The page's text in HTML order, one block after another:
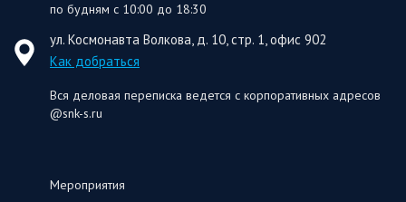
по будням с 10:00 до 18:30
ул. Космонавта Волкова, д. 10, стр. 1, офис 902
Как добраться
Вся деловая переписка ведется с корпоративных адресов
@snk-s.ru
Мероприятия